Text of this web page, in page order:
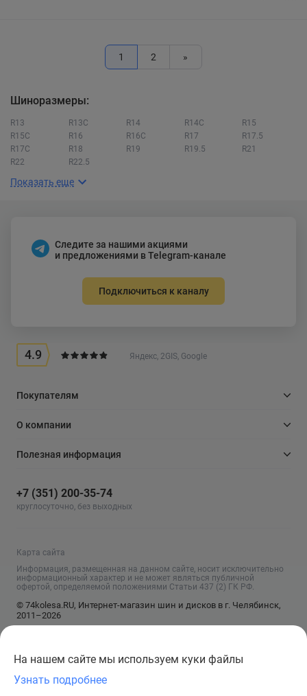
1 2 »
Шиноразмеры:
R13 R13C R14 R14C
R15
R15C
R16 R16C R17
R17.5
R17C
R18 R19 R19.5
R21
R22
R22.5
Показать еще
Следите за нашими акциями
и предложениями в Telegram-канале
Подключиться к каналу
4.9 Яндекс, 2GIS, Google
Покупателям
О компании
Полезная информация
+7 (351) 200-35-74
круглосуточно, без выходных
Карта сайта
Информация, размещенная на данном сайте, носит исключительно
информационный характер и не может являться публичной
офертой, определяемой положениями Статьи 437 (2) ГК РФ.
© 74kolesa.RU, Интернет-магазин шин и дисков в г. Челябинск,
2011–2026
На нашем сайте мы используем куки файлы
Узнать подробнее